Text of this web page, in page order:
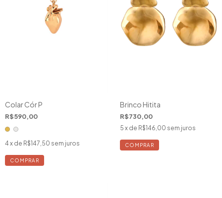
Colar Cór P
R$590,00
4 x de R$147,50 sem juros
COMPRAR
Brinco Hitita
R$730,00
5 x de R$146,00 sem juros
COMPRAR